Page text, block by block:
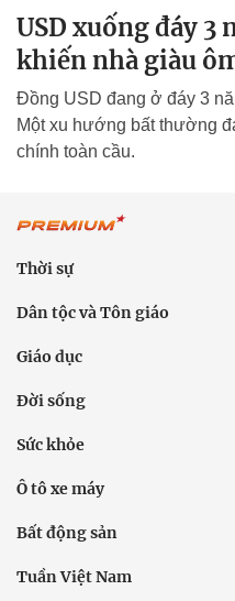
USD xuống đáy 3
khiến nhà giàu
Đồng USD đang ở đáy 3
Một xu hướng bất thường
chính toàn cầu.
Thời sự
Dân tộc và Tôn giáo
Giáo dục
Đời sống
Sức khỏe
Ô tô xe máy
Bất động sản
Tuần Việt Nam